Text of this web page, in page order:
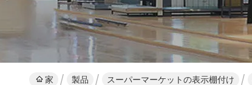
家 製品 スーパーマーケットの表示棚付け